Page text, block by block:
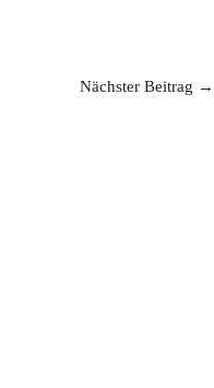
Nächster Beitrag →